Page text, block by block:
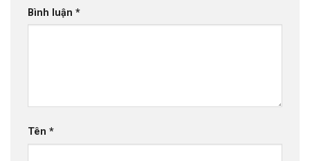
Bình luận *
Tên *